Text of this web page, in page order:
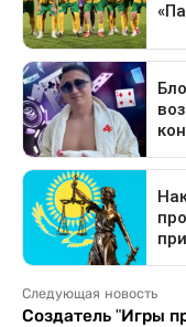
Следующая новость
Создатель "Игры